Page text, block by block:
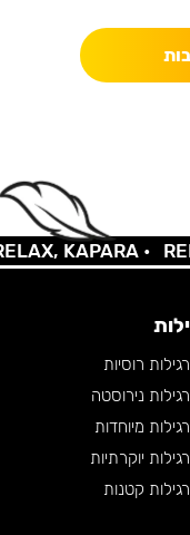
KAPARA •
רוסיות
נירוסטה
מיוחדות
יוקרתיות
קטנות